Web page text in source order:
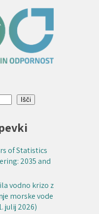
Išči
of Statistics
2035 and
vodno krizo z
morske vode
julij 2026)